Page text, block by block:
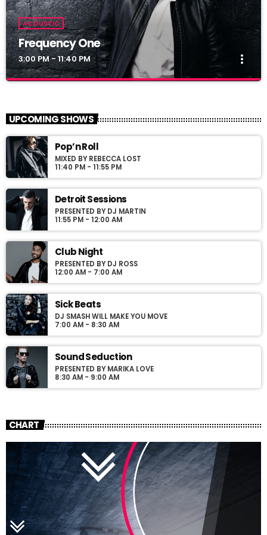
ACOUSTIC
Frequency One
3:00 PM - 11:40 PM more_vert
Mixed by Dj Monster
For every Show page the timetable is auomatically generated
from the schedule, and you can set automatic carousels of
Podcasts, Articles and Charts by simply choosing a category.
Curabitur id lacus felis. Sed justo mauris, auctor eget tellus nec,
justo. Aliquam semper faucibus odio id varius. Suspendisse
varius laoreet sodales.
UPCOMING SHOWS
Pop’n Roll
MIXED BY REBECCA LOST
11:40 PM - 11:55 PM
Detroit Sessions
PRESENTED BY DJ MARTIN
11:55 PM - 12:00 AM
Club Night
PRESENTED BY DJ ROSS
12:00 AM - 7:00 AM
Sick Beats
DJ SMASH WILL MAKE YOU MOVE
7:00 AM - 8:30 AM
Sound Seduction
PRESENTED BY MARIKA LOVE
8:30 AM - 9:00 AM
CHART